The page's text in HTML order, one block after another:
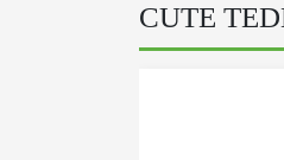
CUTE